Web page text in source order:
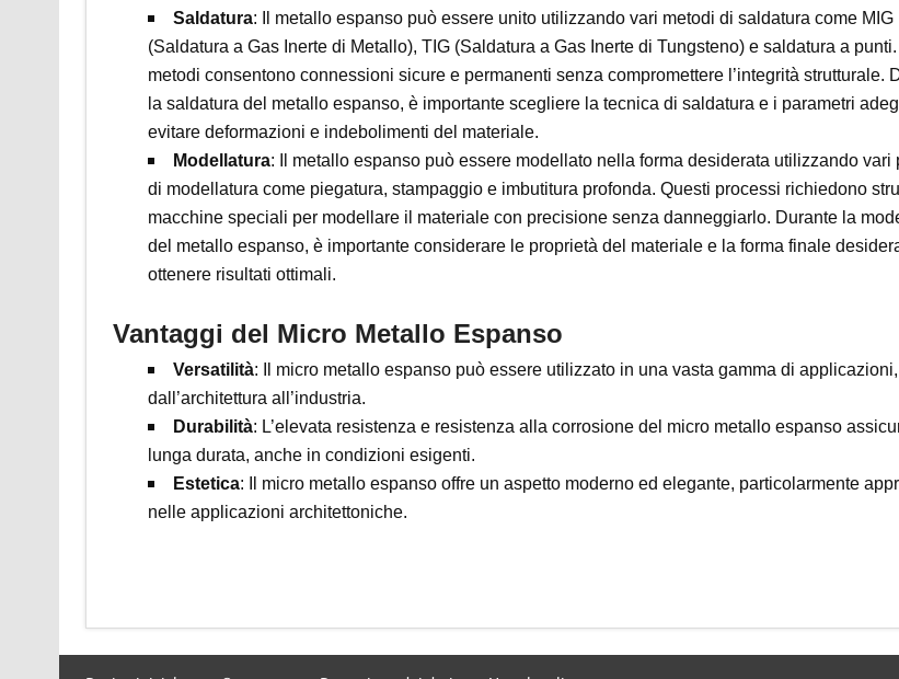
Saldatura: Il metallo espanso può essere unito utilizzando vari metodi di saldatura come MIG
(Saldatura a Gas Inerte di Metallo), TIG (Saldatura a Gas Inerte di Tungsteno) e saldatura a
metodi consentono connessioni sicure e permanenti senza compromettere l’integrità strutturale.
la saldatura del metallo espanso, è importante scegliere la tecnica di saldatura e i parametri
evitare deformazioni e indebolimenti del materiale.
Modellatura: Il metallo espanso può essere modellato nella forma desiderata utilizzando vari
di modellatura come piegatura, stampaggio e imbutitura profonda. Questi processi richiedono
macchine speciali per modellare il materiale con precisione senza danneggiarlo. Durante la
del metallo espanso, è importante considerare le proprietà del materiale e la forma finale
ottenere risultati ottimali.
Vantaggi del Micro Metallo Espanso
Versatilità: Il micro metallo espanso può essere utilizzato in una vasta gamma di applicazioni,
dall’architettura all’industria.
Durabilità: L’elevata resistenza e resistenza alla corrosione del micro metallo espanso
lunga durata, anche in condizioni esigenti.
Estetica: Il micro metallo espanso offre un aspetto moderno ed elegante, particolarmente
nelle applicazioni architettoniche.